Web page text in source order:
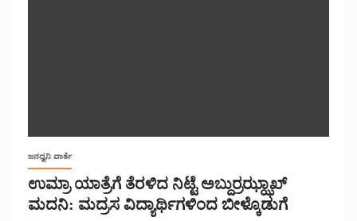
ಜನಧ್ವನಿ ವಾರ್ತೆ
ಉಮ್ರಾ ಯಾತ್ರೆಗೆ ತೆರಳಿದ ನಿಟ್ಟೆ ಅಬ್ದುರ್ರಝ್ಝಾಖ್
ಮದನಿ: ಮದ್ರಸ ವಿದ್ಯಾರ್ಥಿಗಳಿಂದ ಬೀಳ್ಕೊಡುಗೆ